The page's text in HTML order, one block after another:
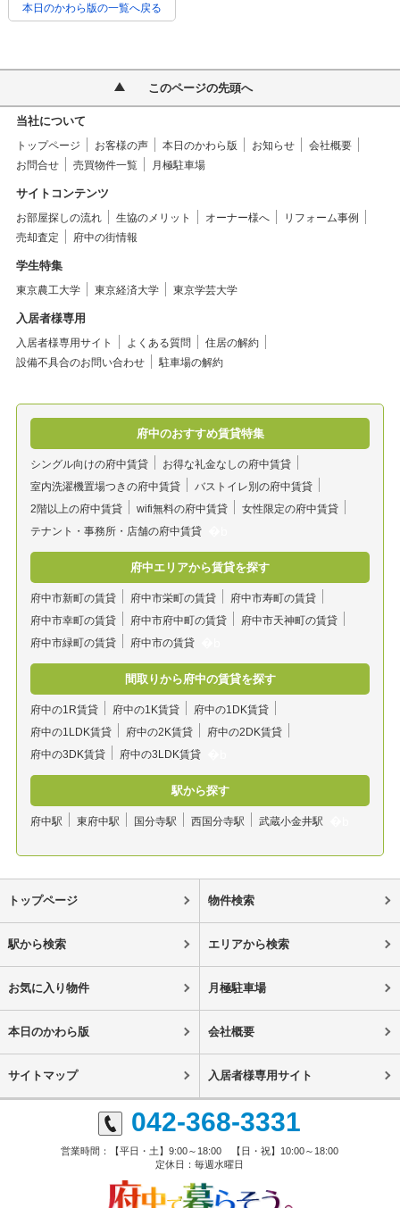
本日のかわら版の一覧へ戻る
このページの先頭へ
当社について
トップページ お客様の声 本日のかわら版 お知らせ
会社概要
お問合せ
売買物件一覧 月極駐車場
サイトコンテンツ
お部屋探しの流れ 生協のメリット オーナー様へ
リフォーム事例
売却査定
府中の街情報
学生特集
東京農工大学 東京経済大学 東京学芸大学
入居者様専用
入居者様専用サイト よくある質問
住居の解約
設備不具合のお問い合わせ
駐車場の解約
府中のおすすめ賃貸特集
シングル向けの府中賃貸
お得な礼金なしの府中賃貸
室内洗濯機置場つきの府中賃貸
バストイレ別の府中賃貸
2階以上の府中賃貸
wifi無料の府中賃貸
女性限定の府中賃貸
テナント・事務所・店舗の府中賃貸
府中エリアから賃貸を探す
府中市新町の賃貸 府中市栄町の賃貸
府中市寿町の賃貸
府中市幸町の賃貸
府中市府中町の賃貸
府中市天神町の賃貸
府中市緑町の賃貸
府中市の賃貸
間取りから府中の賃貸を探す
府中の1R賃貸 府中の1K賃貸
府中の1DK賃貸
府中の1LDK賃貸
府中の2K賃貸
府中の2DK賃貸
府中の3DK賃貸
府中の3LDK賃貸
駅から探す
府中駅 東府中駅 国分寺駅 西国分寺駅 武蔵小金井駅
トップページ 物件検索
駅から検索 エリアから検索
お気に入り物件 月極駐車場
本日のかわら版 会社概要
サイトマップ 入居者様専用サイト
042-368-3331
営業時間：【平日・土】9:00～18:00 【日・祝】10:00～18:00
定休日：毎週水曜日